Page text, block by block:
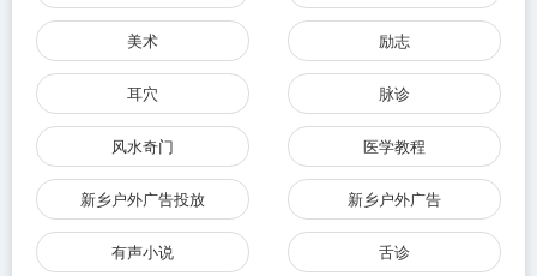
美术 励志
耳穴 脉诊
风水奇门 医学教程
新乡户外广告投放 新乡户外广告
有声小说 舌诊